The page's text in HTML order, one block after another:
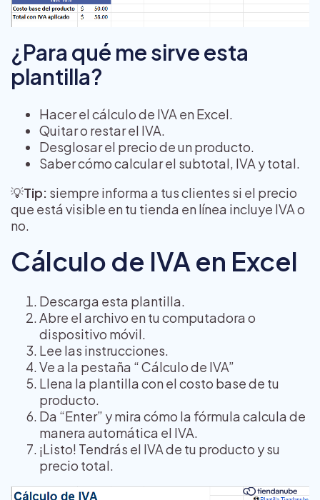
¿Para qué me sirve esta
plantilla?
Hacer el cálculo de IVA en Excel.
Quitar o restar el IVA.
Desglosar el precio de un producto.
Saber cómo calcular el subtotal, IVA y total.
💡Tip: siempre informa a tus clientes si el precio
que está visible en tu tienda en línea incluye IVA o
no.
Cálculo de IVA en Excel
Descarga esta plantilla.
Abre el archivo en tu computadora o
dispositivo móvil.
Lee las instrucciones.
Ve a la pestaña “ Cálculo de IVA”
Llena la plantilla con el costo base de tu
producto.
Da “Enter” y mira cómo la fórmula calcula de
manera automática el IVA.
¡Listo! Tendrás el IVA de tu producto y su
precio total.